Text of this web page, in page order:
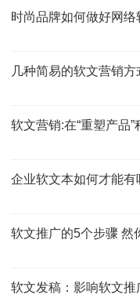
时尚品牌如何做好网
几种简易的软文营销方
软文营销:在“重塑产品
企业软文本如何才能
软文推广的5个步骤 然
软文发稿：影响软文推